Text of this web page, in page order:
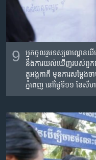
9
អ្នក​ចូលរួម​ទស្សនា​ល្ខោន​យី
នឹងការយល់ឃើញ​របស់ពួក
តួអង្គកាកី មុន​ការ​សម្តែងច
ភ្នំពេញ​ នៅថ្ងៃ​ទី១១​ ខែ​សី